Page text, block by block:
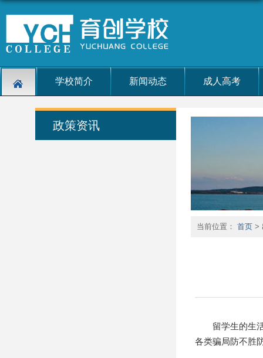
学校简介 新闻动态 成人高考
政策资讯
当前位置： 首页 >
留学生的生活
各类骗局防不胜